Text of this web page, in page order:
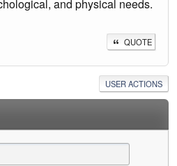
and physical needs.
QUOTE
USER ACTIONS